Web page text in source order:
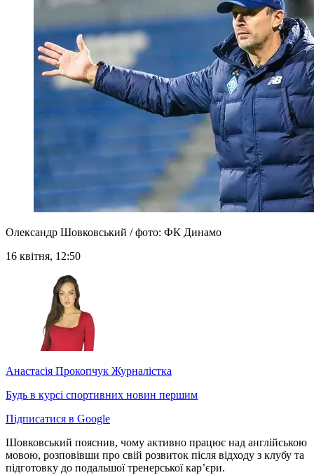
Олександр Шовковський / фото: ФК Динамо
16 квітня, 12:50
Анастасія Прокопчук Журналістка
Будь в курсі спортивних новин першим
Підписатися в Google
Шовковський пояснив, чому активно працює над англійською
мовою, розповівши про свій розвиток після відходу з клубу та
підготовку до подальшої тренерської кар’єри.